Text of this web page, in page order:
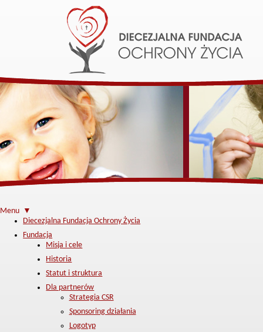
Menu ▼
Diecezjalna Fundacja Ochrony Życia
Fundacja
Misja i cele
Historia
Statut i struktura
Dla partnerów
Strategia CSR
Sponsoring działania
Logotyp